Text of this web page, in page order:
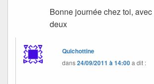
Bonne journée chez toi,
deux
Quichottine
dans24/09/2011 à 14:00a dit :